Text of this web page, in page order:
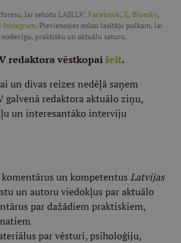
lai sekotu LASI.LV: Facebook, X, Bluesky,
Instagram. Pievienojies mūsu lasītāju pulkam, lai
praktisku un aktuālu saturu.
redaktora vēstkopaišeit.
un divas reizes nedēļā saņem
galvenā redaktora aktuālo ziņu,
un interesantāko interviju
un kompetentus Latvijas
un autoru viedokļus par aktuālo
par dažādiem praktiskiem,
par vēsturi, psiholoģiju,